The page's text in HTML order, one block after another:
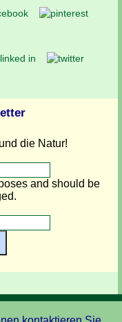
die Natur!
and should be